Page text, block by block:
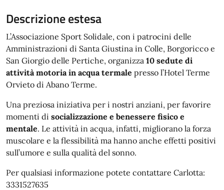
Descrizione estesa
L’Associazione Sport Solidale, con i patrocini delle
Amministrazioni di Santa Giustina in Colle, Borgoricco e
San Giorgio delle Pertiche, organizza 10 sedute di
attività motoria in acqua termale presso l’Hotel Terme
Orvieto di Abano Terme.
Una preziosa iniziativa per i nostri anziani, per favorire
momenti di socializzazione e benessere fisico e
mentale. Le attività in acqua, infatti, migliorano la forza
muscolare e la flessibilità ma hanno anche effetti positivi
sull’umore e sulla qualità del sonno.
Per qualsiasi informazione potete contattare Carlotta:
3331527635